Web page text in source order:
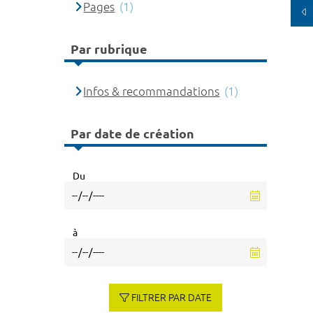
Pages (1)
Par rubrique
Infos & recommandations (1)
Par date de création
Du
à
FILTRER PAR DATE